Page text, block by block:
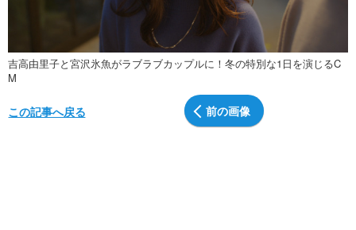
吉高由里子と宮沢氷魚がラブラブカップルに！冬の特別な1日を演じるC
M
前の画像
この記事へ戻る